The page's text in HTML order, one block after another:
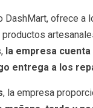
DashMart, ofrece a
la empresa
entrega a los
, la empresa